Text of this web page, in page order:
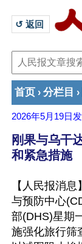
↺ 返回
首页 › 分栏目 ›
2026年5月19日
刚果与乌干
和紧急措施
【人民报消
与预防中心
部(DHS)星期
施强化旅行筛